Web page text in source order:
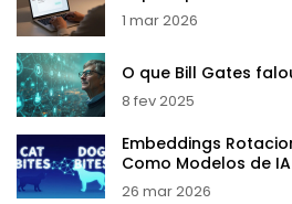
1 mar 2026
O que Bill Gates
8 fev 2025
Embeddings
Como Modelos de
Contexto
26 mar 2026